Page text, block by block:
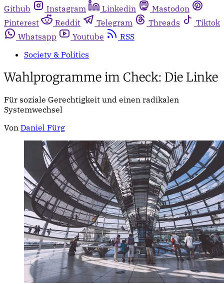
Github
Instagram Linkedin
Mastodon
Pinterest
Reddit Telegram Threads
Tiktok
Whatsapp
Youtube
RSS
Society & Politics
Wahlprogramme im Check: Die Linke
Für soziale Gerechtigkeit und einen radikalen
Systemwechsel
Von Daniel Fürg